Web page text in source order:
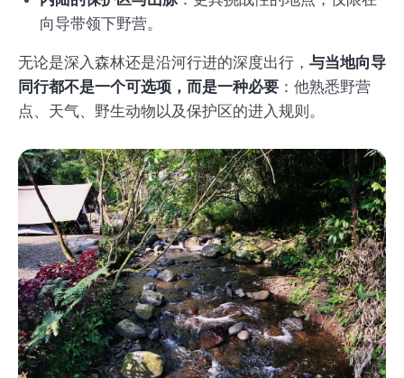
向导带领下野营。
无论是深入森林还是沿河行进的深度出行， 与当地向导
同行都不是一个可选项，而是一种必要 ：他熟悉野营
点、天气、野生动物以及保护区的进入规则。